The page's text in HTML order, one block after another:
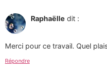
Raphaëlle dit :
Merci pour ce travail. Quel
Répondre